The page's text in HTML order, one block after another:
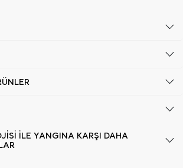
İLE YANGINA KARŞI DAHA